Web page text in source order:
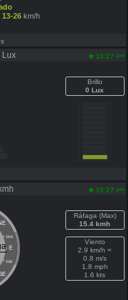
13-26km/h
Lux 10:27 pm
Brillo
0 Lux
10:27 pm
ENE
E
ESE
Ráfaga (Max)
15.4 kmh
Viento
2.9 km/h =
0.8 m/s
1.8 mph
1.6 kts